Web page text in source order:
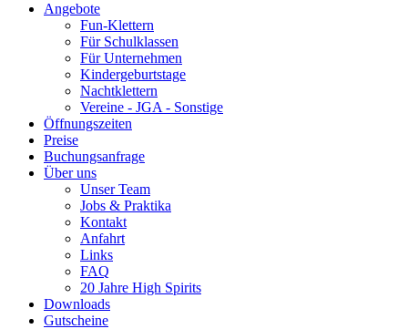
Angebote
Fun-Klettern
Für Schulklassen
Für Unternehmen
Kindergeburtstage
Nachtklettern
Vereine - JGA - Sonstige
Öffnungszeiten
Preise
Buchungsanfrage
Über uns
Unser Team
Jobs & Praktika
Kontakt
Anfahrt
Links
FAQ
20 Jahre High Spirits
Downloads
Gutscheine